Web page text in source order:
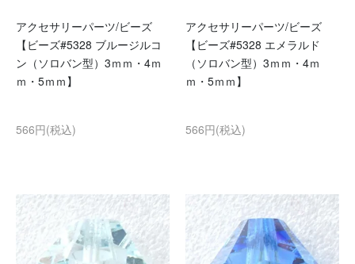
アクセサリーパーツ/ビーズ
【ビーズ#5328 ブルージルコ
ン（ソロバン型）3ｍｍ・4ｍ
ｍ・5ｍｍ】
566円(税込)
アクセサリーパーツ/ビーズ
【ビーズ#5328 エメラルド
（ソロバン型）3ｍｍ・4ｍ
ｍ・5ｍｍ】
566円(税込)